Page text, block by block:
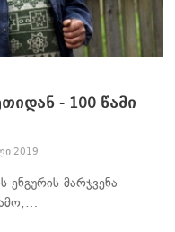
- 100 წამი
2019
ენგურის მარჯვენა